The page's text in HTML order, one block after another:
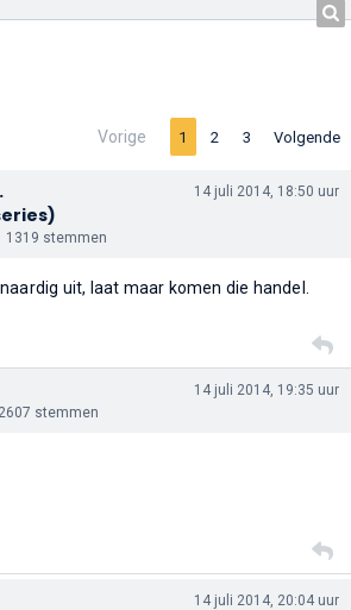
Vorige 1 2 3 Volgende
1319 stemmen
14 juli 2014, 18:50 uur
uit, laat maar komen die handel.
2607 stemmen
14 juli 2014, 19:35 uur
14 juli 2014, 20:04 uur